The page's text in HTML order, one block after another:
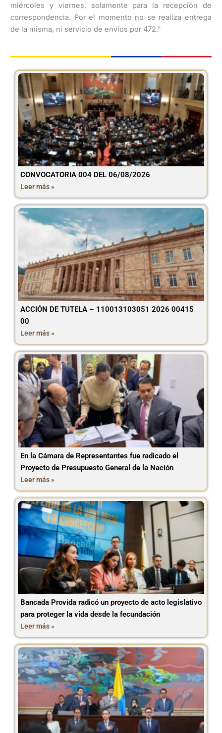
miércoles y viernes, solamente para la recepción de
correspondencia. Por el momento no se realiza entrega
de la misma, ni servicio de envíos por 472."
CONVOCATORIA 004 DEL 06/08/2026
Leer más »
ACCIÓN DE TUTELA – 110013103051 2026 00415
00
Leer más »
En la Cámara de Representantes fue radicado el
Proyecto de Presupuesto General de la Nación
Leer más »
Bancada Provida radicó un proyecto de acto legislativo
para proteger la vida desde la fecundación
Leer más »